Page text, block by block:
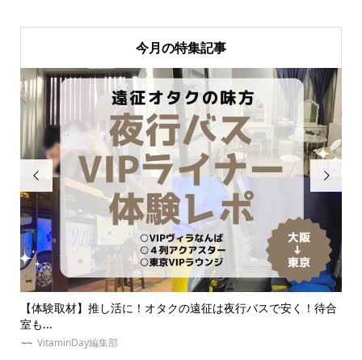
今月の特集記事

く！待合 【体験談あり】推しダイエットを成功させる！オタク必見
VitaminDay編集部
